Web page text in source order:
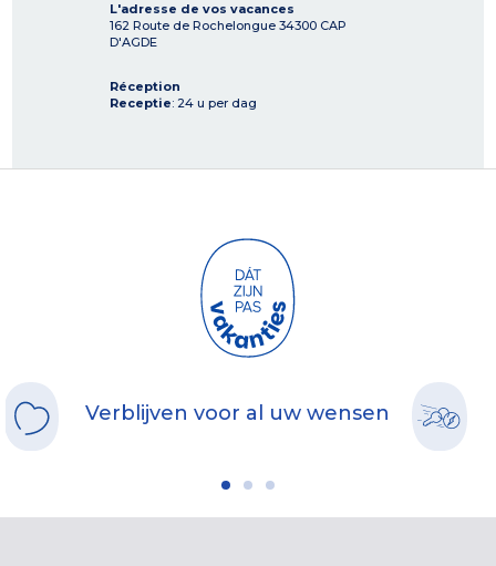
L'adresse de vos vacances
162 Route de Rochelongue 34300 CAP
D'AGDE
Réception
Receptie: 24 u per dag
Verblijven voor al uw wensen